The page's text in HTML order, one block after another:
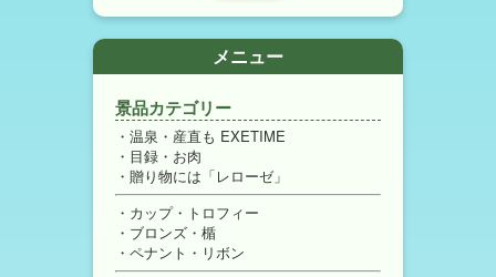
メニュー
景品カテゴリー
温泉・産直も EXETIME
目録・お肉
贈り物には「レローゼ」
カップ・トロフィー
ブロンズ・楯
ペナント・リボン